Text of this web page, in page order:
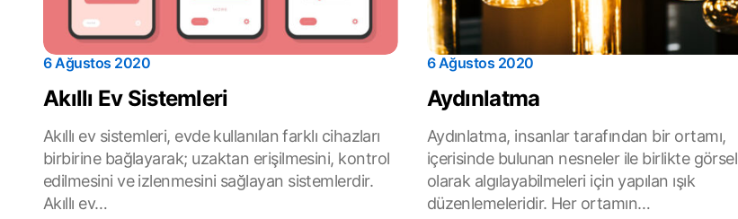
6 Ağustos 2020
Akıllı Ev Sistemleri
Akıllı ev sistemleri, evde kullanılan farklı cihazları
birbirine bağlayarak; uzaktan erişilmesini, kontrol
edilmesini ve izlenmesini sağlayan sistemlerdir.
Akıllı ev…
6 Ağustos 2020
Aydınlatma
Aydınlatma, insanlar tarafından bir ortamı,
içerisinde bulunan nesneler ile birlikte görsel
olarak algılayabilmeleri için yapılan ışık
düzenlemeleridir. Her ortamın…